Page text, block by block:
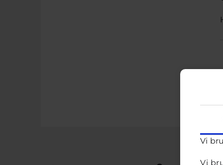
Vi
Vi